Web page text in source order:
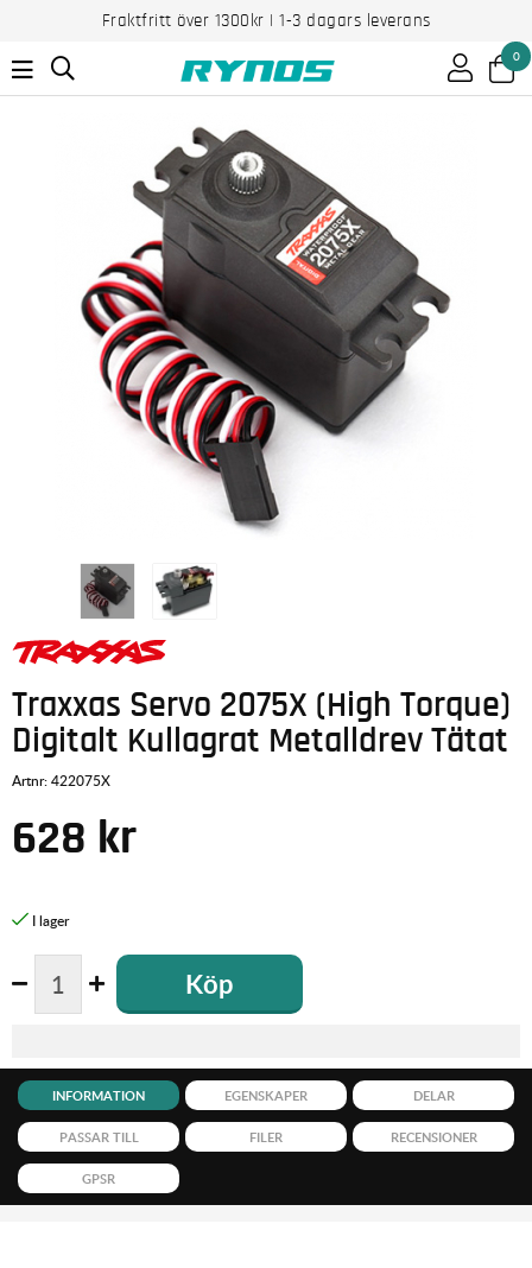
Fraktfritt över 1300kr | 1-3 dagars leverans
0
Traxxas Servo 2075X (High Torque)
Digitalt Kullagrat Metalldrev Tätat
Artnr:422075X
628 kr
Köp
INFORMATION EGENSKAPER DELAR
PASSAR TILL FILER RECENSIONER
GPSR